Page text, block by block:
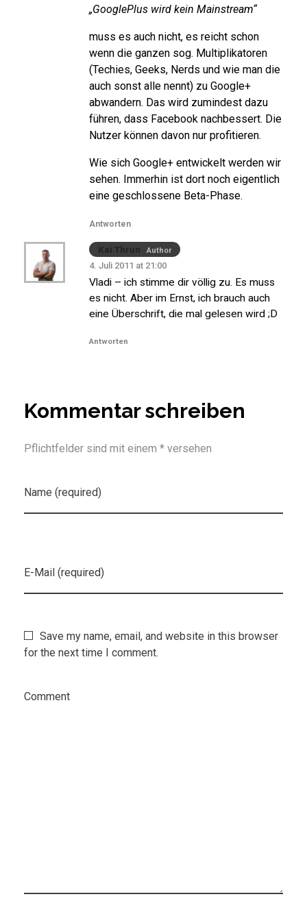
„GooglePlus wird kein Mainstream“
muss es auch nicht, es reicht schon
wenn die ganzen sog. Multiplikatoren
(Techies, Geeks, Nerds und wie man die
auch sonst alle nennt) zu Google+
abwandern. Das wird zumindest dazu
führen, dass Facebook nachbessert. Die
Nutzer können davon nur profitieren.
Wie sich Google+ entwickelt werden wir
sehen. Immerhin ist dort noch eigentlich
eine geschlossene Beta-Phase.
Antworten
Kai Thrun Author
4. Juli 2011 at 21:00
Vladi – ich stimme dir völlig zu. Es muss
es nicht. Aber im Ernst, ich brauch auch
eine Überschrift, die mal gelesen wird ;D
Antworten
Kommentar schreiben
Pflichtfelder sind mit einem * versehen
Name (required)
E-Mail (required)
Save my name, email, and website in this browser
for the next time I comment.
Comment